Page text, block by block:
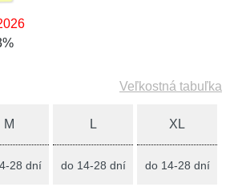
Veľkostná tabuľka
M
28 dní
L
do 14-28 dní
XL
do 14-28 dní